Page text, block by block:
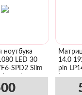
ноутбука
LED 30
SPD2 Slim
снизу)
14.0
pin
(уши